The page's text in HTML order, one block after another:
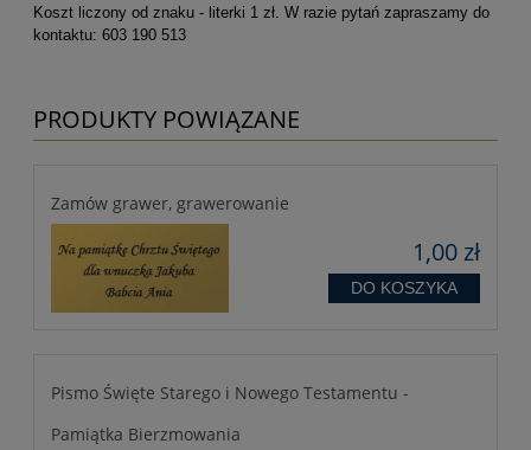
Koszt liczony od znaku - literki 1 zł. W razie pytań zapraszamy do
kontaktu: 603 190 513
PRODUKTY POWIĄZANE
Zamów grawer, grawerowanie
1,00 zł
DO KOSZYKA
Pismo Święte Starego i Nowego Testamentu -
Pamiątka Bierzmowania